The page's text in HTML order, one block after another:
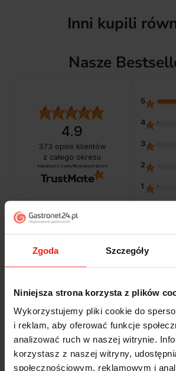
Zgoda Szczegóły
Niniejsza strona korzysta z plików
Wykorzystujemy pliki cookie do
i reklam, aby oferować funkcje
analizować ruch w naszej witrynie.
korzystasz z naszej witryny,
społecznościowym, reklamowym i
Inni kupili
Nasze
4.9
373 opinii klientów
z całego okresu
zebranych i zweryfikowanych przez
5
4
3
2
1
Opinie klientów
Marcin
5
Polecam szybko sprawnie dobrze
Zostałem świetnie obsłużony. Brawa